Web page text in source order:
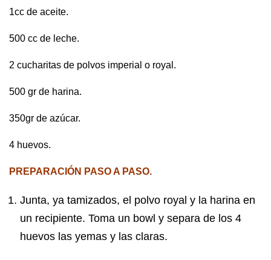
1cc de aceite.
500 cc de leche.
2 cucharitas de polvos imperial o royal.
500 gr de harina.
350gr de azúcar.
4 huevos.
PREPARACIÓN PASO A PASO.
Junta, ya tamizados, el polvo royal y la harina en
un recipiente. Toma un bowl y separa de los 4
huevos las yemas y las claras.